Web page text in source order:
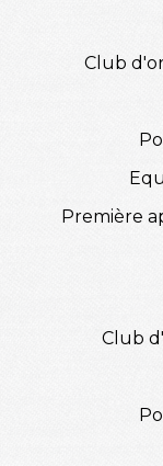
Club
Première
Club